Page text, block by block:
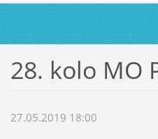
28. kolo MO
27.05.2019 18:00